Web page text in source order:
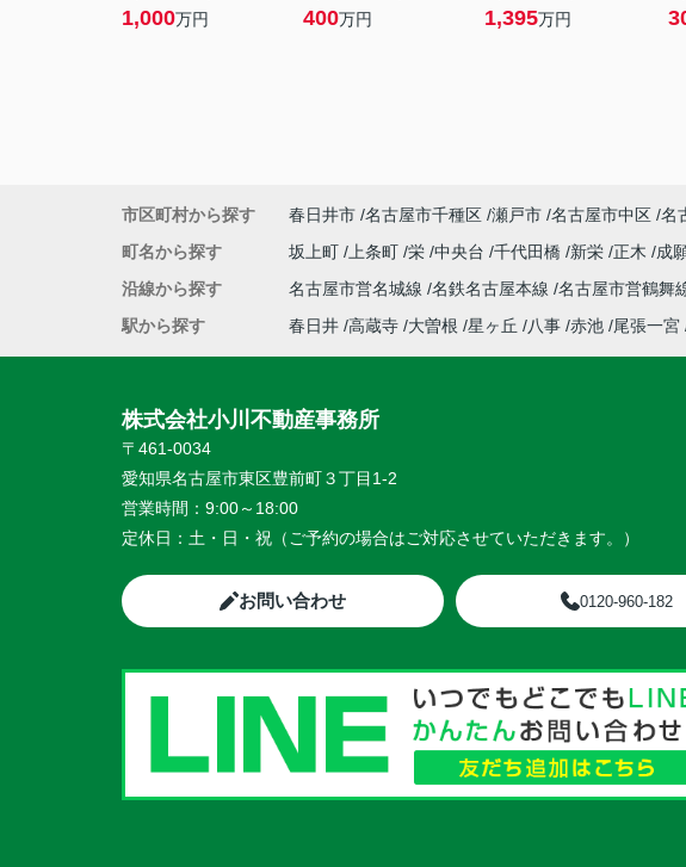
1,000万円 400万円 1,395万円
市区町村から探す 春日井市 名古屋市千種区 瀬戸市 名古屋市中区 名
町名から探す
坂上町 上条町 栄 中央台 千代田橋 新栄 正木 成
沿線から探す
名古屋市営名城線 名鉄名古屋本線 名古屋市営鶴舞
駅から探す
春日井 高蔵寺 大曽根 星ヶ丘 八事 赤池 尾張一宮
株式会社小川不動産事務所
〒461-0034
愛知県名古屋市東区豊前町３丁目1-2
営業時間： 9:00～18:00
定休日： 土・日・祝（ご予約の場合はご対応させていただきます。）
お問い合わせ 0120-960-182